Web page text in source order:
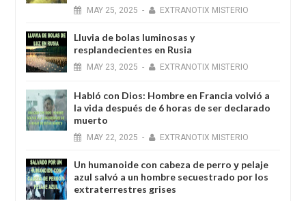
MAY 25, 2025 - EXTRANOTIX MISTERIO
Lluvia de bolas luminosas y
resplandecientes en Rusia
MAY 23, 2025 - EXTRANOTIX MISTERIO
Habló con Dios: Hombre en Francia volvió a
la vida después de 6 horas de ser declarado
muerto
MAY 22, 2025 - EXTRANOTIX MISTERIO
Un humanoide con cabeza de perro у pelaje
azul salvó a un hombre secuestrado por los
extraterrestres grises